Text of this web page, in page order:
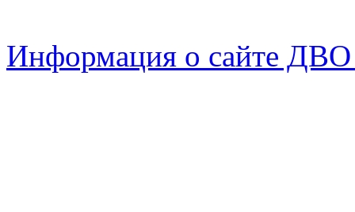
Информация о сайте